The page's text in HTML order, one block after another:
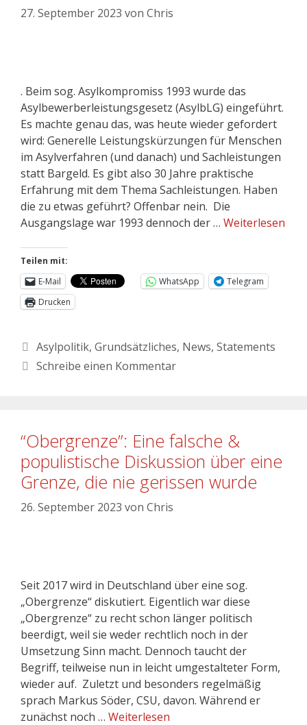
27. September 2023 von Chris
. Beim sog. Asylkompromiss 1993 wurde das
Asylbewerberleistungsgesetz (AsylbLG) eingeführt.
Es machte genau das, was heute wieder gefordert
wird: Generelle Leistungskürzungen für Menschen
im Asylverfahren (und danach) und Sachleistungen
statt Bargeld. Es gibt also 30 Jahre praktische
Erfahrung mit dem Thema Sachleistungen. Haben
die zu etwas geführt? Offenbar nein. Die
Ausgangslage war 1993 dennoch der … Weiterlesen
Teilen mit:
E-Mail
WhatsApp
Telegram
Drucken
Asylpolitik, Grundsätzliches, News, Statements
Schreibe einen Kommentar
“Obergrenze”: Eine falsche &
populistische Diskussion über eine
Grenze, die nie gerissen wurde
26. September 2023 von Chris
Seit 2017 wird in Deutschland über eine sog.
„Obergrenze“ diskutiert. Eigentlich war diese
„Obergrenze“ zu recht schon länger politisch
beerdigt, weil sie weder rechtlich noch in der
Umsetzung Sinn macht. Dennoch taucht der
Begriff, teilweise nun in leicht umgestalteter Form,
wieder auf. Zuletzt und besonders regelmäßig
sprach Markus Söder, CSU, davon. Während er
zunächst noch … Weiterlesen